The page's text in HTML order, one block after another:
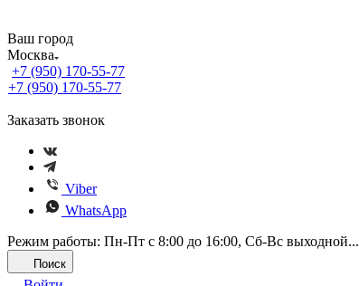
Ваш город
Москва
+7 (950) 170-55-77
+7 (950) 170-55-77
Заказать звонок
Viber
WhatsApp
Режим работы: Пн-Пт с 8:00 до 16:00, Cб-Вс выходной...
Поиск